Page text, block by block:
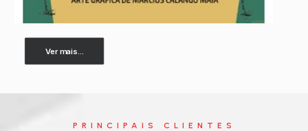
Ver mais...
PRINCIPAIS CLIENTES